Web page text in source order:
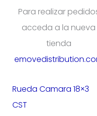
Para realizar
acceda a la nueva
tienda
Rueda Camara 18×3
CST